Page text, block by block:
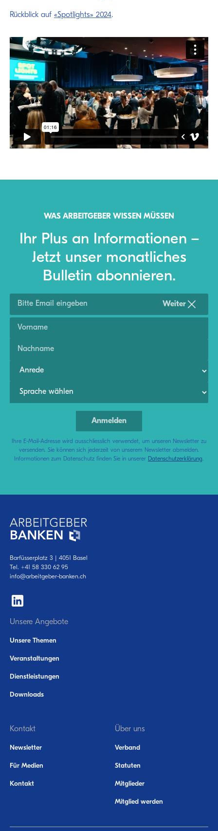
Rückblick auf «Spotlights» 2024.
WAS ARBEITGEBER WISSEN MÜSSEN
Ihr Plus an Informationen –
Jetzt unser monatliches
Bulletin abonnieren.
Weiter
Ihre E-Mail-Adresse wird ausschliesslich verwendet, um unseren Newsletter zu
versenden. Sie können sich jederzeit von unserem Newsletter abmelden.
Informationen zum Datenschutz finden Sie in unserer Datenschutzerklärung.
Barfüsserplatz 3 | 4051 Basel
Tel. +41 58 330 62 95
info@arbeitgeber-banken.ch
Unsere Angebote
Unsere Themen
Veranstaltungen
Dienstleistungen
Downloads
Über uns
Verband
Statuten
Mitglieder
Mitglied werden
Kontakt
Newsletter
Für Medien
Kontakt